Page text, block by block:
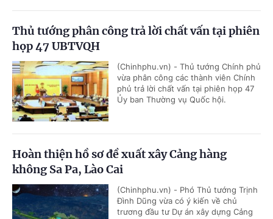
Thủ tướng phân công trả lời chất vấn tại phiên
họp 47 UBTVQH
(Chinhphu.vn) - Thủ tướng Chính phủ
vừa phân công các thành viên Chính
phủ trả lời chất vấn tại phiên họp 47
Ủy ban Thường vụ Quốc hội.
Hoàn thiện hồ sơ đề xuất xây Cảng hàng
không Sa Pa, Lào Cai
(Chinhphu.vn) - Phó Thủ tướng Trịnh
Đình Dũng vừa có ý kiến về chủ
trương đầu tư Dự án xây dựng Cảng